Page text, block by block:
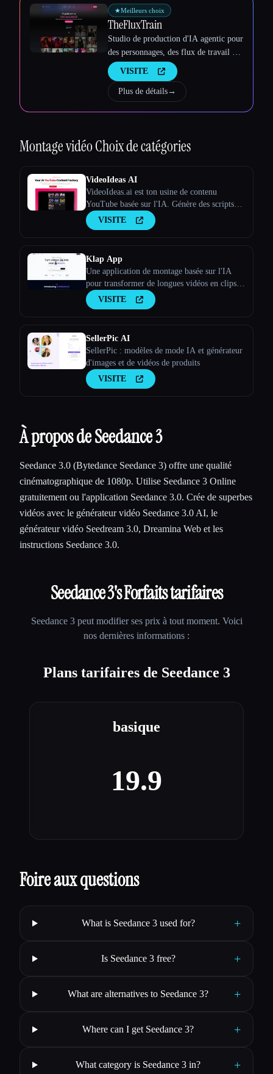
Esc
★Meilleurs choix
TheFluxTrain
Studio de production d'IA agentic pour
des personnages, des flux de travail et
des vidéos cohérents
VISITE
Plus de détails→
Montage vidéoChoix de catégories
VideoIdeas AI
VideoIdeas.ai est ton usine de contenu
YouTube basée sur l'IA. Génère des scripts
dignes d'un virus, de nouvelles idées de
vidéos et du contenu captivant en quelques
VISITE
Klap App
Une application de montage basée sur l'IA
pour transformer de longues vidéos en clips
virauxVISITE
SellerPic AI
SellerPic : modèles de mode IA et générateur
d'images et de vidéos de produits
VISITE
À propos de Seedance 3
Seedance 3.0 (Bytedance Seedance 3) offre une qualité
cinématographique de 1080p. Utilise Seedance 3 Online
gratuitement ou l'application Seedance 3.0. Crée de superbes
vidéos avec le générateur vidéo Seedance 3.0 AI, le
générateur vidéo Seedream 3.0, Dreamina Web et les
instructions Seedance 3.0.
Seedance 3's Forfaits tarifaires
Seedance 3peut modifier ses prix à tout moment. Voici
nos dernières informations :
Plans tarifaires de Seedance 3
basique
19.9
Foire aux questions
What is Seedance 3 used for? +
Is Seedance 3 free? +
What are alternatives to Seedance 3? +
Where can I get Seedance 3? +
What category is Seedance 3 in? +